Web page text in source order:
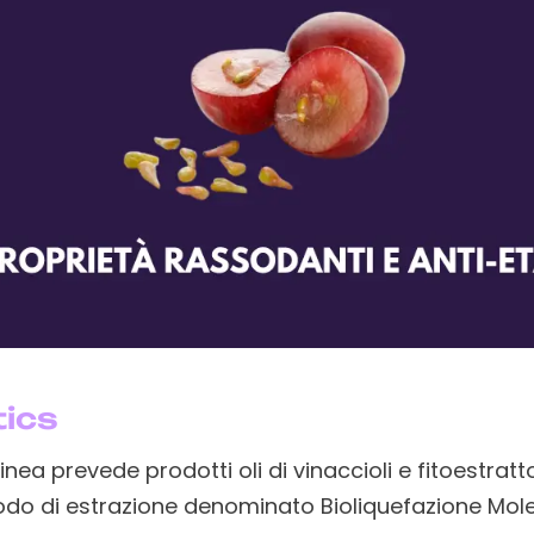
prevede prodotti oli di vinaccioli e fitoestratto
di estrazione denominato Bioliquefazione